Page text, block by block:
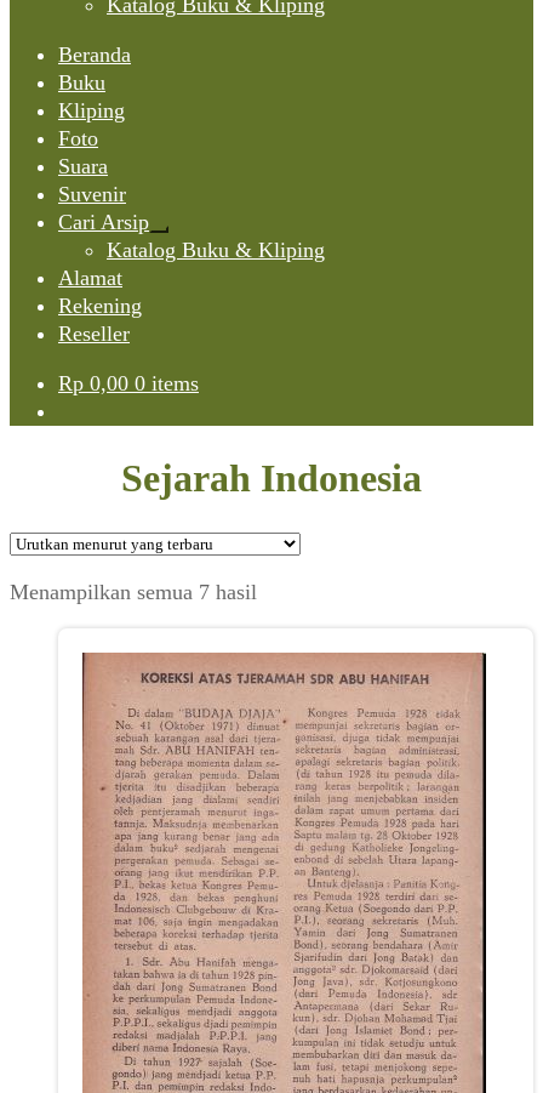
Katalog Buku & Kliping
Beranda
Buku
Kliping
Foto
Suara
Suvenir
Cari Arsip
Expand
child
Katalog Buku & Kliping
Alamat
Rekening
Reseller
Rp 0,00 0 items
Sejarah Indonesia
Menampilkan semua 7 hasil
yang
terbaru